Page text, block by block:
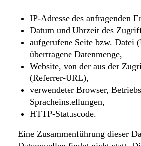
IP-Adresse des anfragenden
Datum und Uhrzeit des
aufgerufene Seite bzw. Datei
übertragene Datenmenge,
Website, von der aus der
(Referrer-URL),
verwendeter Browser,
Spracheinstellungen,
HTTP-Statuscode.
Eine Zusammenführung dieser